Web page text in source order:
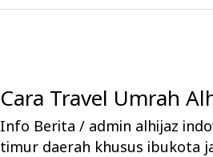
Cara Travel Umrah
Info Berita / admin alhijaz
timur daerah khusus ibukota
Cara
Travel
Umrah